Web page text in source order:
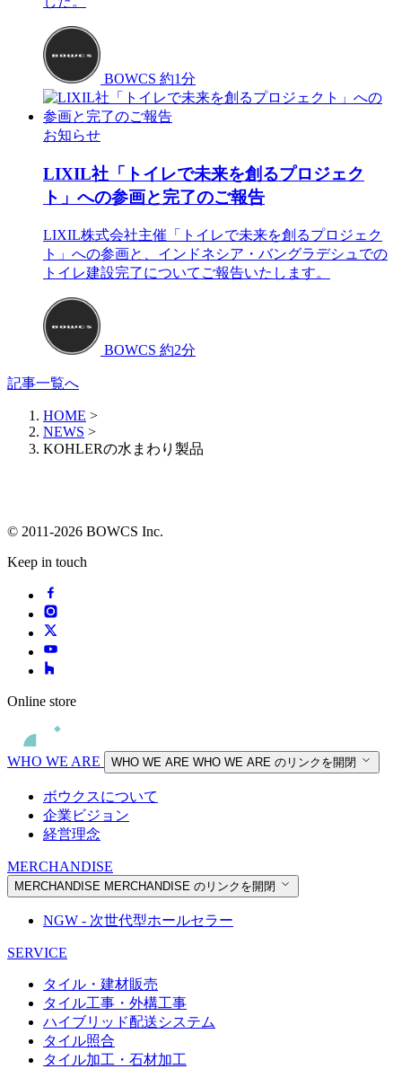
BOWCS 約1分
お知らせ
LIXIL社「トイレで未来を創るプロジェク
ト」への参画と完了のご報告
LIXIL株式会社主催「トイレで未来を創るプロジェク
ト」への参画と、インドネシア・バングラデシュでの
トイレ建設完了についてご報告いたします。
BOWCS 約2分
記事一覧へ
HOME >
NEWS >
KOHLERの水まわり製品
© 2011-2026 BOWCS Inc.
Keep in touch
Online store
WHO WE ARE WHO WE ARE WHO WE ARE のリンクを開閉
ボウクスについて
企業ビジョン
経営理念
MERCHANDISE
MERCHANDISE MERCHANDISE のリンクを開閉
NGW - 次世代型ホールセラー
SERVICE
タイル・建材販売
タイル工事・外構工事
ハイブリッド配送システム
タイル照合
タイル加工・石材加工